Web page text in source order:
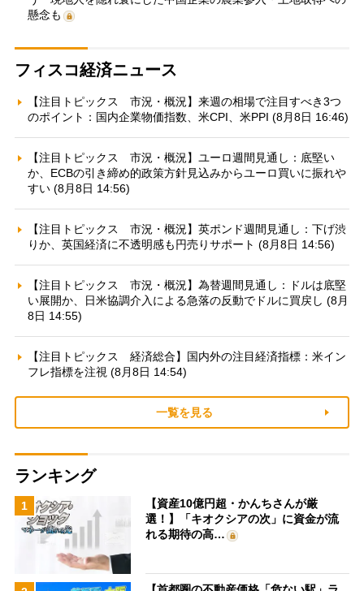
懸念も
フィスコ経済ニュース
【注目トピックス 市況・概況】来週の相場で注目すべき3つ
のポイント：国内企業物価指数、米CPI、米PPI (8月8日 16:46)
【注目トピックス 市況・概況】ユーロ週間見通し：底堅い
か、ECBの引き締め的政策方針見込みからユーロ買いに振れや
すい (8月8日 14:56)
【注目トピックス 市況・概況】英ポンド週間見通し：下げ渋
りか、英国経済に不透明感も円売りサポート (8月8日 14:56)
【注目トピックス 市況・概況】為替週間見通し：ドルは底堅
い展開か、日米協調介入による急落の反動でドルに買戻し (8月
8日 14:55)
【注目トピックス 経済総合】国内外の注目経済指標：米イン
フレ指標を注視 (8月8日 14:54)
一覧を見る
ランキング
1
【資産10億円超・かんちさんが厳
選！】「キオクシアの次」に資金が流
れる期待の高…